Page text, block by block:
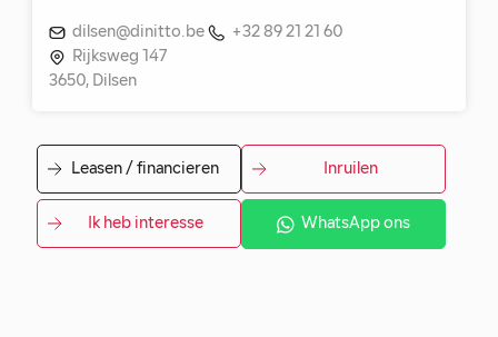
dilsen@dinitto.be
+32 89 21 21 60
Rijksweg 147
3650, Dilsen
Leasen / financieren Inruilen
Ik heb interesse WhatsApp ons